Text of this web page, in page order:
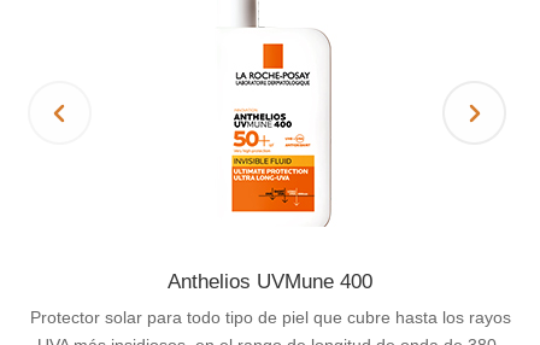
Anthelios UVMune 400
Protector solar para todo tipo de piel que cubre hasta los rayos